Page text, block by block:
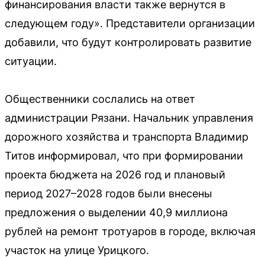
финансирования власти также вернутся в
следующем году». Представители организации
добавили, что будут контролировать развитие
ситуации.
Общественники сослались на ответ
администрации Рязани. Начальник управления
дорожного хозяйства и транспорта Владимир
Титов информировал, что при формировании
проекта бюджета на 2026 год и плановый
период 2027–2028 годов были внесены
предложения о выделении 40,9 миллиона
рублей на ремонт тротуаров в городе, включая
участок на улице Урицкого.